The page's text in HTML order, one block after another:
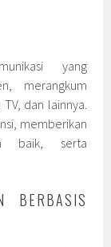
yang
merangkum
dan lainnya.
memberikan
baik, serta
BERBASIS